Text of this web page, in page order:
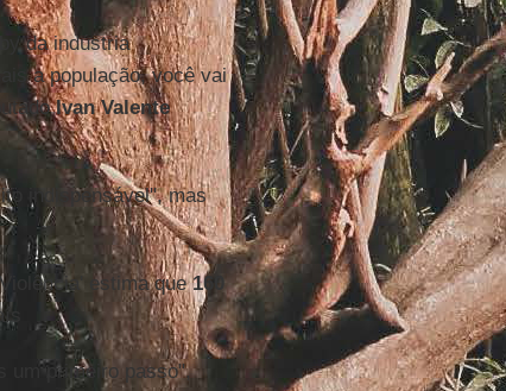
da indústria
a população, você vai
Ivan Valente
indispensável", mas
estima que160
um primeiro passo",